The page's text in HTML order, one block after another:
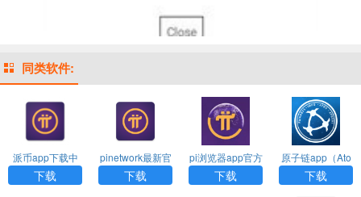
同类软件:
派币app下载中
文版
下载
pinetwork最新官
方版本app免费
下载
下载
pi浏览器app官方
下载
下载
原子链app（Ato
shi Global）
下载